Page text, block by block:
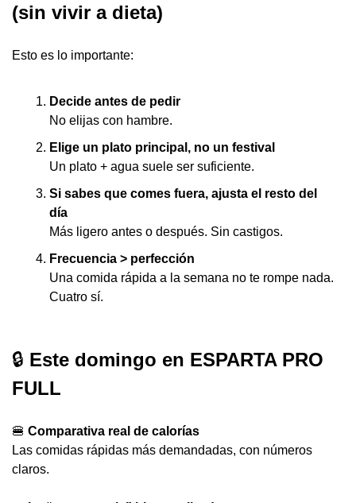
(sin vivir a dieta)
Esto es lo importante:
Decide antes de pedir
No elijas con hambre.
Elige un plato principal, no un festival
Un plato + agua suele ser suficiente.
Si sabes que comes fuera, ajusta el resto del
día
Más ligero antes o después. Sin castigos.
Frecuencia > perfección
Una comida rápida a la semana no te rompe nada.
Cuatro sí.
🔒 Este domingo en ESPARTA PRO
FULL
🍔 Comparativa real de calorías
Las comidas rápidas más demandadas, con números
claros.